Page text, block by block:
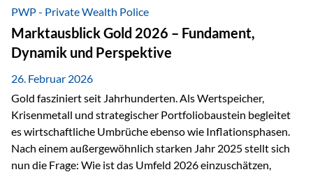
unbürokratisch übertragen, ohne ausschließlich auf ein
Testament angewiesen zu sein? Wenn klassische Lösungen
nicht ausreichen Traditionelle Nachlassregelungen stoßen
oft…
PWP - Private Wealth Police
Marktausblick Gold 2026 – Fundament,
Dynamik und Perspektive
26. Februar 2026
Gold fasziniert seit Jahrhunderten. Als Wertspeicher,
Krisenmetall und strategischer Portfoliobaustein begleitet
es wirtschaftliche Umbrüche ebenso wie Inflationsphasen.
Nach einem außergewöhnlich starken Jahr 2025 stellt sich
nun die Frage: Wie ist das Umfeld 2026 einzuschätzen,